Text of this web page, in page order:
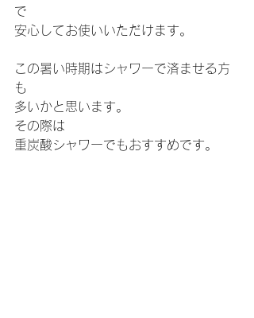
で
安心してお使いいただけます。
この暑い時期はシャワーで済ませる方
も
多いかと思います。
その際は
重炭酸シャワーでもおすすめです。